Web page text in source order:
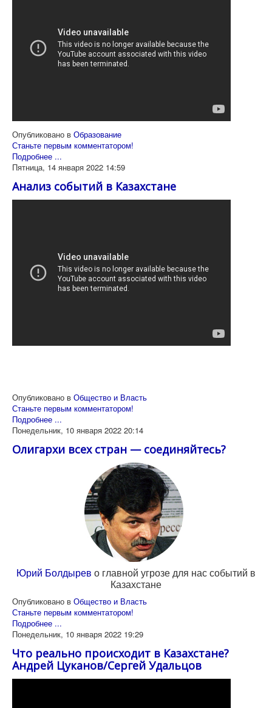
Опубликовано в Образование
Станьте первым комментатором!
Подробнее ...
Пятница, 14 января 2022 14:59
Анализ событий в Казахстане
Опубликовано в Общество и Власть
Станьте первым комментатором!
Подробнее ...
Понедельник, 10 января 2022 20:14
Олигархи всех стран — соединяйтесь?
Юрий Болдырев о главной угрозе для нас событий в
Казахстане
Опубликовано в Общество и Власть
Станьте первым комментатором!
Подробнее ...
Понедельник, 10 января 2022 19:29
Что реально происходит в Казахстане?
Андрей Цуканов/Сергей Удальцов